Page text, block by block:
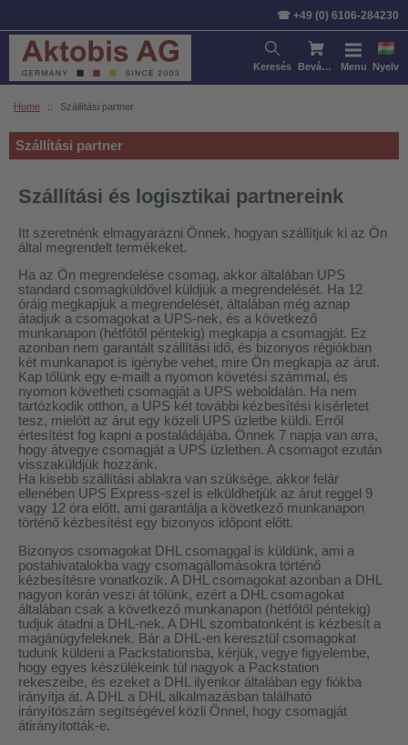
☎ +49 (0) 6106-284230
Keresés Bevásárlókosár Menu Nyelv
Home :: Szállítási partner
Szállítási partner
Szállítási és logisztikai partnereink
Itt szeretnénk elmagyarázni Önnek, hogyan szállítjuk ki az Ön
által megrendelt termékeket.
Ha az Ön megrendelése csomag, akkor általában UPS
standard csomagküldővel küldjük a megrendelését. Ha 12
óráig megkapjuk a megrendelését, általában még aznap
átadjuk a csomagokat a UPS-nek, és a következő
munkanapon (hétfőtől péntekig) megkapja a csomagját. Ez
azonban nem garantált szállítási idő, és bizonyos régiókban
két munkanapot is igénybe vehet, mire Ön megkapja az árut.
Kap tőlünk egy e-mailt a nyomon követési számmal, és
nyomon követheti csomagját a UPS weboldalán. Ha nem
tartózkodik otthon, a UPS két további kézbesítési kísérletet
tesz, mielőtt az árut egy közeli UPS üzletbe küldi. Erről
értesítést fog kapni a postaládájába. Önnek 7 napja van arra,
hogy átvegye csomagját a UPS üzletben. A csomagot ezután
visszaküldjük hozzánk.
Ha kisebb szállítási ablakra van szüksége, akkor felár
ellenében UPS Express-szel is elküldhetjük az árut reggel 9
vagy 12 óra előtt, ami garantálja a következő munkanapon
történő kézbesítést egy bizonyos időpont előtt.
Bizonyos csomagokat DHL csomaggal is küldünk, ami a
postahivatalokba vagy csomagállomásokra történő
kézbesítésre vonatkozik. A DHL csomagokat azonban a DHL
nagyon korán veszi át tőlünk, ezért a DHL csomagokat
általában csak a következő munkanapon (hétfőtől péntekig)
tudjuk átadni a DHL-nek. A DHL szombatonként is kézbesít a
magánügyfeleknek. Bár a DHL-en keresztül csomagokat
tudunk küldeni a Packstationsba, kérjük, vegye figyelembe,
hogy egyes készülékeink túl nagyok a Packstation
rekeszeibe, és ezeket a DHL ilyenkor általában egy fiókba
irányítja át. A DHL a DHL alkalmazásban található
irányítószám segítségével közli Önnel, hogy csomagját
átirányították-e.